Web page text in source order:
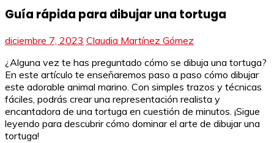
Guía rápida para dibujar una tortuga
diciembre 7, 2023 Claudia Martínez Gómez
¿Alguna vez te has preguntado cómo se dibuja una tortuga?
En este artículo te enseñaremos paso a paso cómo dibujar
este adorable animal marino. Con simples trazos y técnicas
fáciles, podrás crear una representación realista y
encantadora de una tortuga en cuestión de minutos. ¡Sigue
leyendo para descubrir cómo dominar el arte de dibujar una
tortuga!